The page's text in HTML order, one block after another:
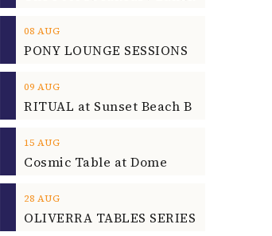
08 AUG
09 AUG
15 AUG
Cosmic Table at Dome
28 AUG
OLIVERRA TABLES SERIES